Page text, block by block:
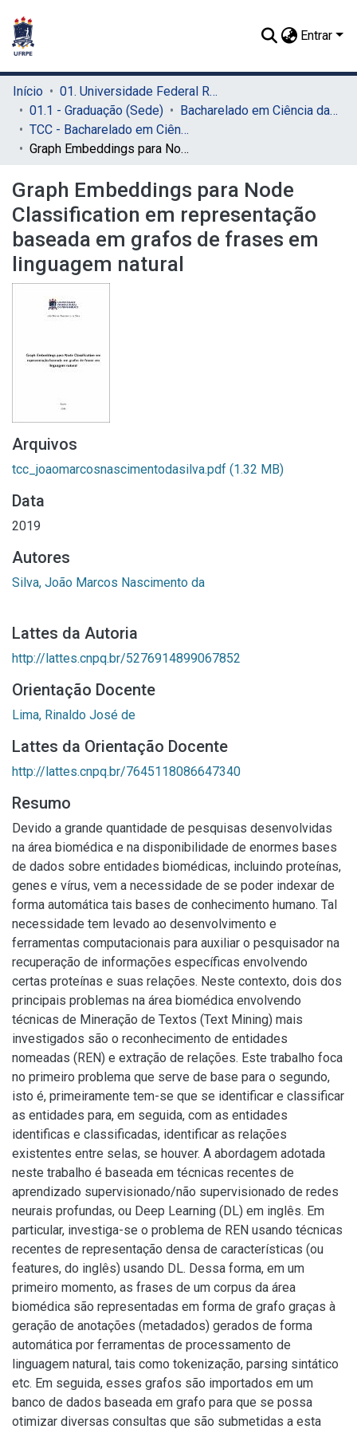
Entrar
Início
01. Universidade Federal Rural de Pernambuco - UFRPE (Sede)
01.1 - Graduação (Sede)
Bacharelado em Ciência da Computação (Sede)
TCC - Bacharelado em Ciência da Computação (Sede)
Graph Embeddings para Node Classification em representação baseada em grafos de frases em linguagem natural
Graph Embeddings para Node
Classification em representação
baseada em grafos de frases em
linguagem natural
Arquivos
tcc_joaomarcosnascimentodasilva.pdf (1.32 MB)
Data
2019
Autores
Silva, João Marcos Nascimento da
Lattes da Autoria
http://lattes.cnpq.br/5276914899067852
Orientação Docente
Lima, Rinaldo José de
Lattes da Orientação Docente
http://lattes.cnpq.br/7645118086647340
Resumo
Devido a grande quantidade de pesquisas desenvolvidas
na área biomédica e na disponibilidade de enormes bases
de dados sobre entidades biomédicas, incluindo proteínas,
genes e vírus, vem a necessidade de se poder indexar de
forma automática tais bases de conhecimento humano. Tal
necessidade tem levado ao desenvolvimento e
ferramentas computacionais para auxiliar o pesquisador na
recuperação de informações específicas envolvendo
certas proteínas e suas relações. Neste contexto, dois dos
principais problemas na área biomédica envolvendo
técnicas de Mineração de Textos (Text Mining) mais
investigados são o reconhecimento de entidades
nomeadas (REN) e extração de relações. Este trabalho foca
no primeiro problema que serve de base para o segundo,
isto é, primeiramente tem-se que se identificar e classificar
as entidades para, em seguida, com as entidades
identificas e classificadas, identificar as relações
existentes entre selas, se houver. A abordagem adotada
neste trabalho é baseada em técnicas recentes de
aprendizado supervisionado/não supervisionado de redes
neurais profundas, ou Deep Learning (DL) em inglês. Em
particular, investiga-se o problema de REN usando técnicas
recentes de representação densa de características (ou
features, do inglês) usando DL. Dessa forma, em um
primeiro momento, as frases de um corpus da área
biomédica são representadas em forma de grafo graças à
geração de anotações (metadados) gerados de forma
automática por ferramentas de processamento de
linguagem natural, tais como tokenização, parsing sintático
etc. Em seguida, esses grafos são importados em um
banco de dados baseada em grafo para que se possa
otimizar diversas consultas que são submetidas a esta